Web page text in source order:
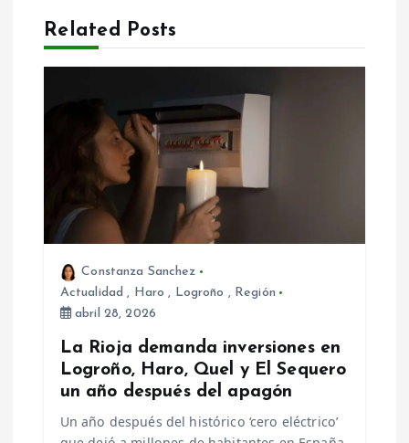
c
e
Related Posts
Constanza Sanchez
Actualidad , Haro , Logroño , Región
abril 28, 2026
La Rioja demanda inversiones en
Logroño, Haro, Quel y El Sequero
un año después del apagón
Un año después del histórico ‘cero eléctrico’